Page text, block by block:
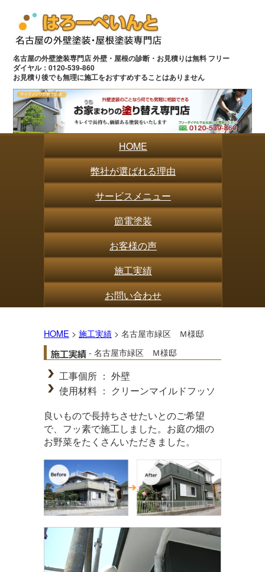
名古屋の外壁塗装専門店 外壁・屋根の診断・お見積りは無料 フリー
ダイヤル：0120-539-860
お見積り後でも無理に施工をおすすめすることはありません
HOME
弊社が選ばれる理由
サービスメニュー
節電塗装
お客様の声
施工実績
お問い合わせ
HOME > 施工実績 > 名古屋市緑区 Ｍ様邸
- 名古屋市緑区 Ｍ様邸
工事個所 ： 外壁
使用材料 ： クリーンマイルドフッソ
良いもので長持ちさせたいとのご希望
で、フッ素で施工しました。お庭の畑の
お野菜をたくさんいただきました。